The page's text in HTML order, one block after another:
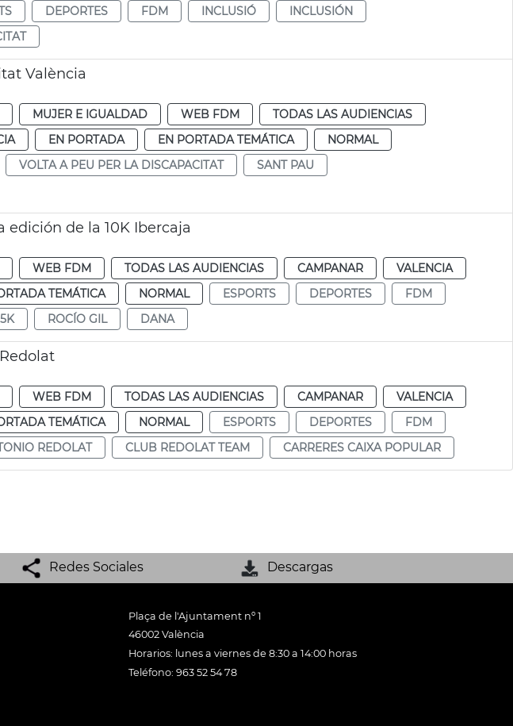
DEPORTES FDM INCLUSIÓ
INCLUSIÓN
València
MUJER E IGUALDAD WEB FDM
TODAS LAS AUDIENCIAS
EN PORTADA EN PORTADA TEMÁTICA
NORMAL
VOLTA A PEU PER LA DISCAPACITAT
SANT PAU
edición de la 10K Ibercaja
WEB FDM TODAS LAS AUDIENCIAS CAMPANAR
VALENCIA
TEMÁTICA NORMAL ESPORTS DEPORTES
FDM
5K ROCÍO GIL DANA
WEB FDM TODAS LAS AUDIENCIAS CAMPANAR
VALENCIA
TEMÁTICA NORMAL ESPORTS DEPORTES
FDM
REDOLAT CLUB REDOLAT TEAM CARRERES CAIXA POPULAR
Redes Sociales Descargas
Plaça de l'Ajuntament nº 1
46002 València
Horarios: lunes a viernes de 8:30 a 14:00 horas
Teléfono: 963 52 54 78